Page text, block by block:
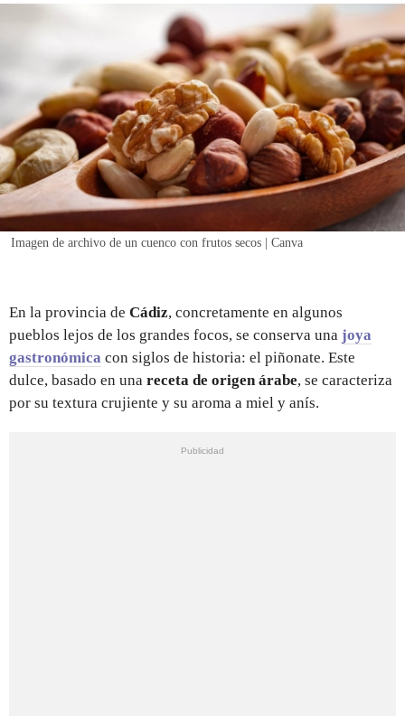
REGISTRO
INICIAR SESIÓN
Imagen de archivo de un cuenco con frutos secos | Canva
En la provincia de Cádiz, concretamente en algunos
pueblos lejos de los grandes focos, se conserva una joya
gastronómica con siglos de historia: el piñonate. Este
dulce, basado en una receta de origen árabe, se caracteriza
por su textura crujiente y su aroma a miel y anís.